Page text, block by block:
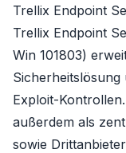
Trellix Endpoint
Trellix Endpoint
Win 101803)
Exploit-
außerdem als
sowie